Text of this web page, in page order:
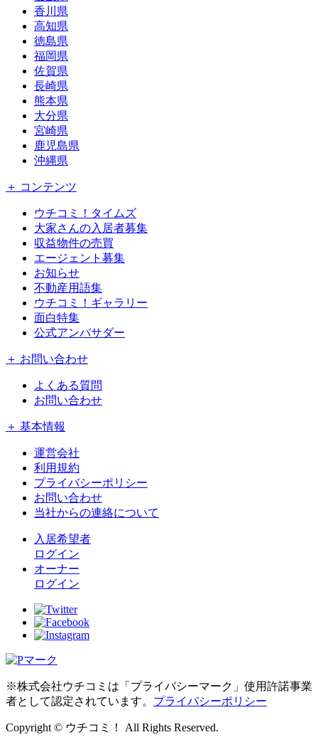
香川県
高知県
徳島県
福岡県
佐賀県
長崎県
熊本県
大分県
宮崎県
鹿児島県
沖縄県
＋ コンテンツ
ウチコミ！タイムズ
大家さんの入居者募集
収益物件の売買
エージェント募集
お知らせ
不動産用語集
ウチコミ！ギャラリー
面白特集
公式アンバサダー
＋ お問い合わせ
よくある質問
お問い合わせ
＋ 基本情報
運営会社
利用規約
プライバシーポリシー
お問い合わせ
当社からの連絡について
入居希望者
ログイン
オーナー
ログイン
※株式会社ウチコミは「プライバシーマーク」使用許諾事業
者として認定されています。 プライバシーポリシー
Copyright © ウチコミ！ All Rights Reserved.